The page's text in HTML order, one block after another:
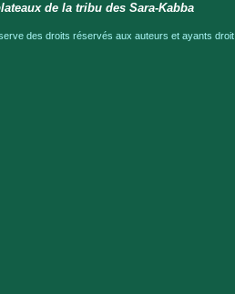
de la tribu des Sara-Kabba
des droits réservés aux auteurs et ayants droit